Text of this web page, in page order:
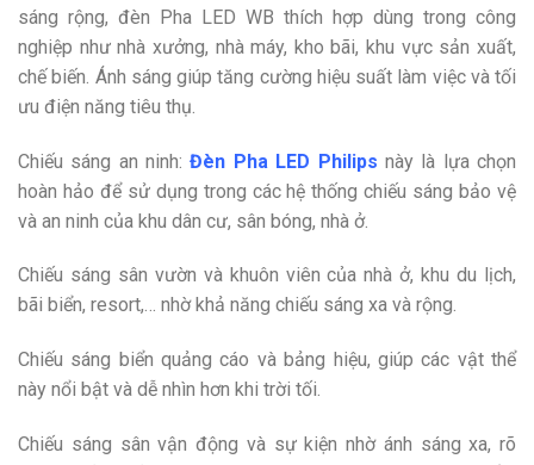
sáng rộng, đèn Pha LED WB thích hợp dùng trong công
nghiệp như nhà xưởng, nhà máy, kho bãi, khu vực sản xuất,
chế biến. Ánh sáng giúp tăng cường hiệu suất làm việc và tối
ưu điện năng tiêu thụ.
Chiếu sáng an ninh:Đèn Pha LED Philips này là lựa chọn
hoàn hảo để sử dụng trong các hệ thống chiếu sáng bảo vệ
và an ninh của khu dân cư, sân bóng, nhà ở.
Chiếu sáng sân vườn và khuôn viên của nhà ở, khu du lịch,
bãi biển, resort,… nhờ khả năng chiếu sáng xa và rộng.
Chiếu sáng biển quảng cáo và bảng hiệu, giúp các vật thể
này nổi bật và dễ nhìn hơn khi trời tối.
Chiếu sáng sân vận động và sự kiện nhờ ánh sáng xa, rõ